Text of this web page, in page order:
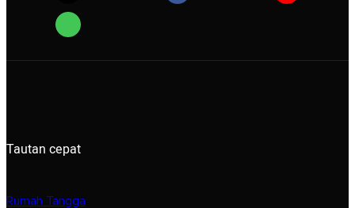
Tautan cepat
Rumah Tangga